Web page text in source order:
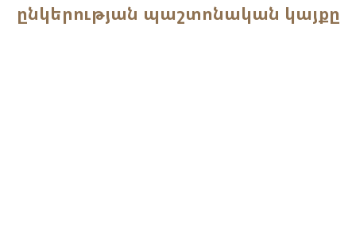
ընկերության պաշտոնական կայքը